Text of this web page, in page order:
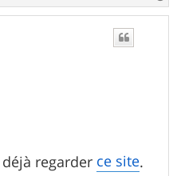
a
u
regarder ce site.